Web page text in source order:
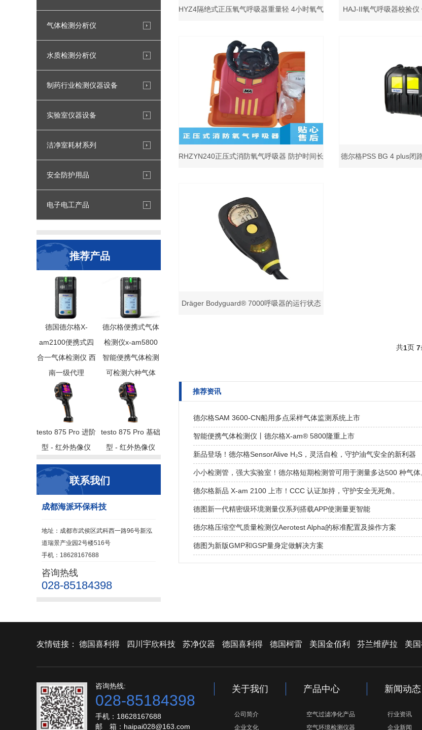
气体检测分析仪
水质检测分析仪
制药行业检测仪器设备
实验室仪器设备
洁净室耗材系列
安全防护用品
电子电工产品
推荐产品
德国德尔格X-
am2100便携式四
合一气体检测仪 西
南一级代理
德尔格便携式气体
检测仪x-am5800
智能便携气体检测
可检测六种气体
testo 875 Pro 进阶
型 - 红外热像仪
testo 875 Pro 基础
型 - 红外热像仪
联系我们
成都海派环保科技
地址：成都市武侯区武科西一路96号新泓
道瑞景产业园2号楼516号
手机：18628167688
咨询热线
028-85184398
HYZ4隔绝式正压氧气呼吸器重量轻 4小时氧气 HAJ-II氧气呼吸器校捡
RHZYN240正压式消防氧气呼吸器 防护时间长 德尔格PSS BG 4 plus闭
Dräger Bodyguard® 7000呼吸器的运行状态
共1页 7
推荐资讯
德尔格SAM 3600-CN船用多点采样气体监测系统上市
智能便携气体检测仪丨德尔格X-am® 5800隆重上市
新品登场！德尔格SensorAlive H₂S，灵活自检，守护油气安全的新利器
小小检测管，强大实验室！德尔格短期检测管可用于测量多达500 种气体
德尔格新品 X-am 2100 上市！CCC 认证加持，守护安全无死角。
德图新一代精密级环境测量仪系列搭载APP使测量更智能
德尔格压缩空气质量检测仪Aerotest Alpha的标准配置及操作方案
德图为新版GMP和GSP量身定做解决方案
友情链接： 德国喜利得 四川宇欣科技 苏净仪器 德国喜利得 德国柯雷 美国金佰利 芬兰维萨拉 美
咨询热线:
028-85184398
手机：18628167688
邮 箱：haipai028@163.com
关于我们
公司简介
企业文化
产品中心
空气过滤净化产品
空气环境检测仪器
新闻动态
行业资讯
企业新闻